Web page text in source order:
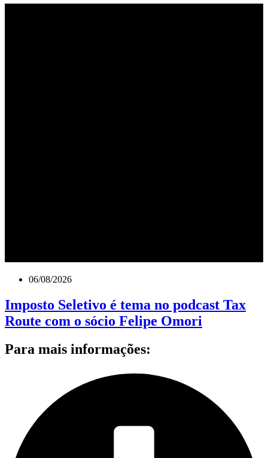
06/08/2026
Imposto Seletivo é tema no podcast Tax
Route com o sócio Felipe Omori
Para mais informações: